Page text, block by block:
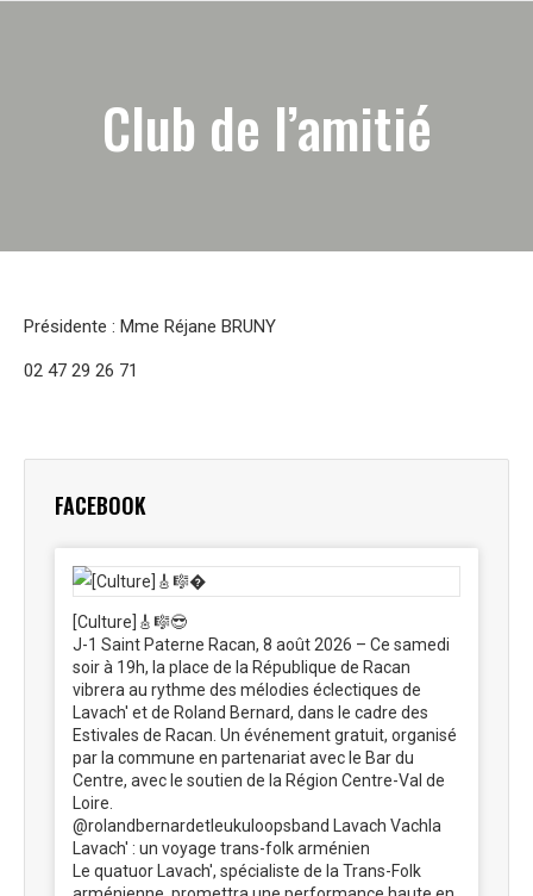
Club de l’amitié
Présidente : Mme Réjane BRUNY
02 47 29 26 71
FACEBOOK
[Culture]🎸🎼😎
J-1 Saint Paterne Racan, 8 août 2026 – Ce samedi
soir à 19h, la place de la République de Racan
vibrera au rythme des mélodies éclectiques de
Lavach' et de Roland Bernard, dans le cadre des
Estivales de Racan. Un événement gratuit, organisé
par la commune en partenariat avec le Bar du
Centre, avec le soutien de la Région Centre-Val de
Loire.
@rolandbernardetleukuloopsband Lavach Vachla
Lavach' : un voyage trans-folk arménien
Le quatuor Lavach', spécialiste de la Trans-Folk